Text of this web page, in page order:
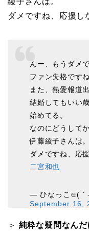
ダメですね、応援し
んー、もうダメ
ファン失格ですね
また、熱愛報道
結婚してもいい
始めてる。
なのにどうして
伊藤綾子さんは。
ダメですね、応
二宮和也
— ひなっこ∈(｀
September 16,
＞ 純粋な疑問なん